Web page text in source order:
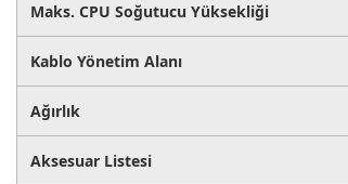
Maks. CPU Soğutucu Yüksekliği
Kablo Yönetim Alanı
Ağırlık
Aksesuar Listesi